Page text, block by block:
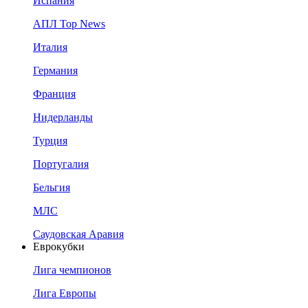
АПЛ Top News
Италия
Германия
Франция
Нидерланды
Турция
Португалия
Бельгия
МЛС
Саудовская Аравия
Еврокубки
Лига чемпионов
Лига Европы